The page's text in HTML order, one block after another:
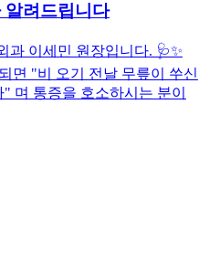
알려드립니다
과 이세민 원장입니다. 🩺✨
면 "비 오기 전날 무릎이 쑤신
며 통증을 호소하시는 분이